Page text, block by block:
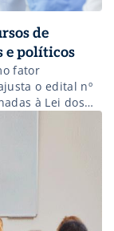
de
e políticos
fator
o edital nº
à Lei dos